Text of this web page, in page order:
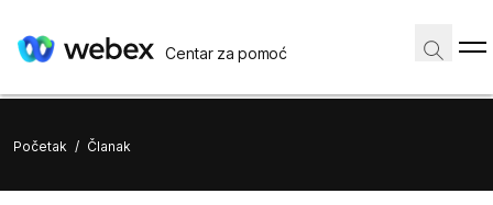
Centar za pomoć
Početak / Članak